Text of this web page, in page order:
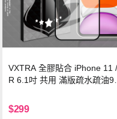
VXTRA 全膠貼合 iPhone 11
R 6.1吋 共用 滿版疏水疏油
$299